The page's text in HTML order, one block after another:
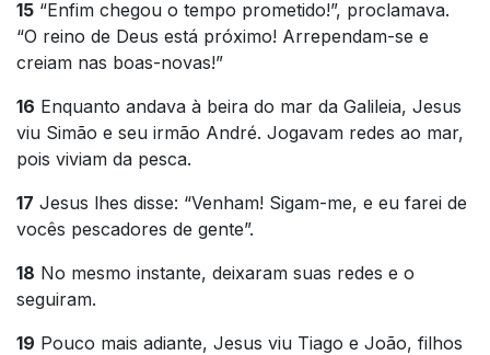
15 “Enfim chegou o tempo prometido!”, proclamava.
“O reino de Deus está próximo! Arrependam-se e
creiam nas boas-novas!”
16 Enquanto andava à beira do mar da Galileia, Jesus
viu Simão e seu irmão André. Jogavam redes ao mar,
pois viviam da pesca.
17 Jesus lhes disse: “Venham! Sigam-me, e eu farei de
vocês pescadores de gente”.
18 No mesmo instante, deixaram suas redes e o
seguiram.
19 Pouco mais adiante, Jesus viu Tiago e João, filhos